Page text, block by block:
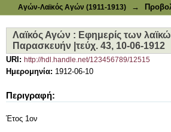
Αγών-Λαϊκός Αγών (1911-1913)
→
Λαϊκός Αγών : Εφημερίς των
Παρασκευήν |τεύχ. 43, 10-06-1912
URI: http://hdl.handle.net/123456789/12515
Ημερομηνία: 1912-06-10
Περιγραφή:
Έτος 1ον